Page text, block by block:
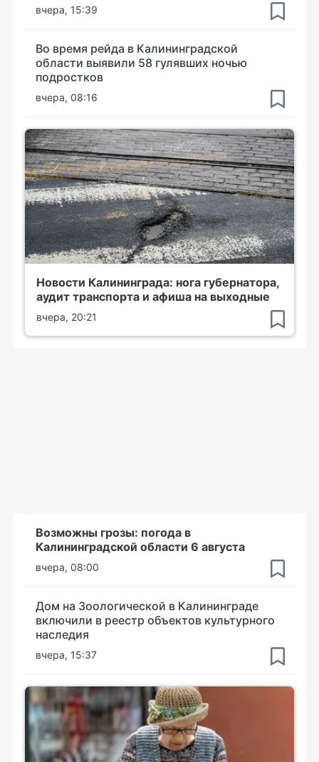
вчера, 15:39
Во время рейда в Калининградской
области выявили 58 гулявших ночью
подростков
вчера, 08:16
Новости Калининграда: нога губернатора,
аудит транспорта и афиша на выходные
вчера, 20:21
Возможны грозы: погода в
Калининградской области 6 августа
вчера, 08:00
Дом на Зоологической в Калининграде
включили в реестр объектов культурного
наследия
вчера, 15:37